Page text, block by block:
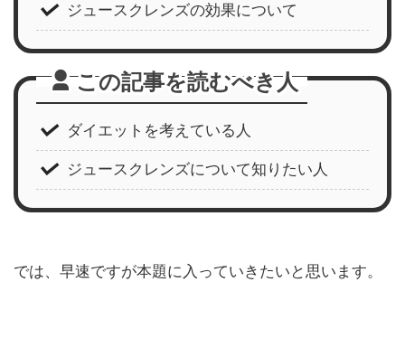
ジュースクレンズの効果について
この記事を読むべき人
ダイエットを考えている人
ジュースクレンズについて知りたい人
では、早速ですが本題に入っていきたいと思います。